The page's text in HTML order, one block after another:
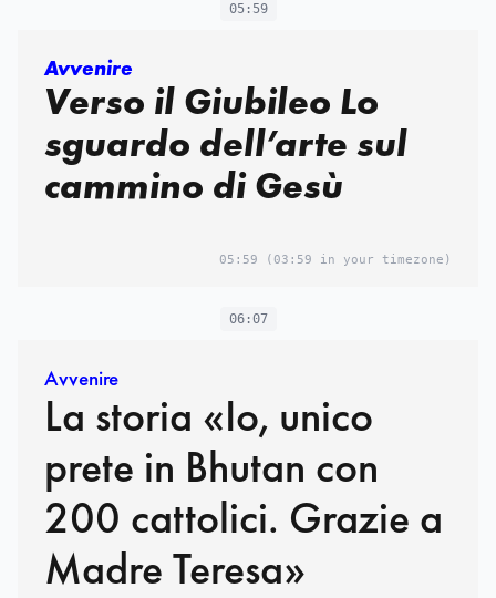
05:59
Avvenire
Verso il Giubileo Lo
sguardo dell’arte sul
cammino di Gesù
05:59 (03:59 in your timezone)
06:07
Avvenire
La storia «Io, unico
prete in Bhutan con
200 cattolici. Grazie a
Madre Teresa»